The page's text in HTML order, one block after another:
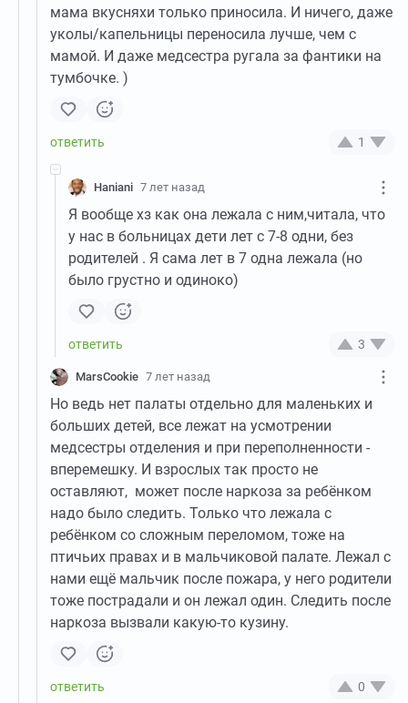
мама вкусняхи только приносила. И ничего, даже
уколы/капельницы переносила лучше, чем с
мамой. И даже медсестра ругала за фантики на
тумбочке. )
1
Haniani 7 лет назад
Я вообще хз как она лежала с ним,читала, что
у нас в больницах дети лет с 7-8 одни, без
родителей . Я сама лет в 7 одна лежала (но
было грустно и одиноко)
3
MarsCookie 7 лет назад
Но ведь нет палаты отдельно для маленьких и
больших детей, все лежат на усмотрении
медсестры отделения и при переполненности -
вперемешку. И взрослых так просто не
оставляют, может после наркоза за ребёнком
надо было следить. Только что лежала с
ребёнком со сложным переломом, тоже на
птичьих правах и в мальчиковой палате. Лежал с
нами ещё мальчик после пожара, у него родители
тоже пострадали и он лежал один. Следить после
наркоза вызвали какую-то кузину.
0